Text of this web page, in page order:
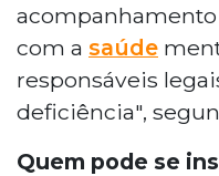
com a saúde
responsáveis
deficiência",
Quem pode se